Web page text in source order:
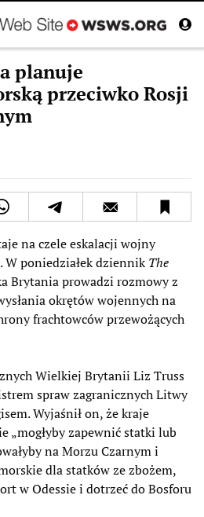
planuje
przeciwko Rosji
na czele eskalacji wojny
W poniedziałek dziennikThe
Brytania prowadzi rozmowy z
okrętów wojennych na
frachtowców przewożących
Wielkiej Brytanii Liz Truss
spraw zagranicznych Litwy
Wyjaśnił on, że kraje
„mogłyby zapewnić statki lub
na Morzu Czarnym i
dla statków ze zbożem,
w Odessie i dotrzeć do Bosforu